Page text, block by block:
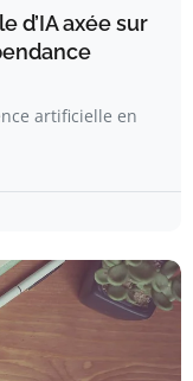
d’IA axée sur
artificielle en